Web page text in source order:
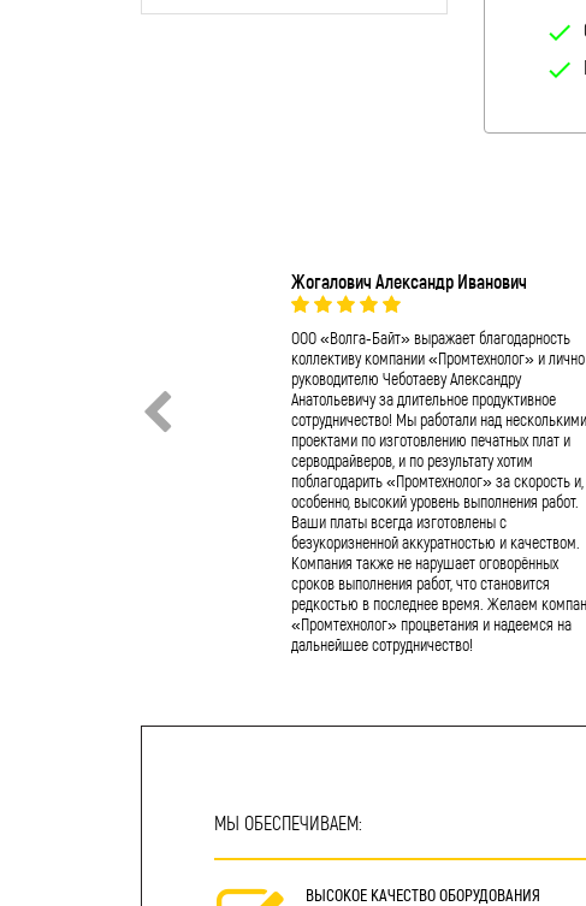
check
check
Жогалович Александр Иванович
ООО «Волга-Байт» выражает благодарность
коллективу компании «Промтехнолог» и лично
руководителю Чеботаеву Александру
Анатольевичу за длительное продуктивное
сотрудничество! Мы работали над несколькими
проектами по изготовлению печатных плат и
серводрайверов, и по результату хотим
поблагодарить «Промтехнолог» за скорость и,
особенно, высокий уровень выполнения работ.
Ваши платы всегда изготовлены с
безукоризненной аккуратностью и качеством.
Компания также не нарушает оговорённых
сроков выполнения работ, что становится
редкостью в последнее время. Желаем
«Промтехнолог» процветания и надеемся на
дальнейшее сотрудничество!
МЫ ОБЕСПЕЧИВАЕМ:
ВЫСОКОЕ КАЧЕСТВО ОБОРУДОВАНИЯ